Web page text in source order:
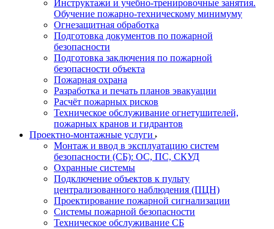
Инструктажи и учебно-тренировочные занятия.
Обучение пожарно-техническому минимуму
Огнезащитная обработка
Подготовка документов по пожарной
безопасности
Подготовка заключения по пожарной
безопасности объекта
Пожарная охрана
Разработка и печать планов эвакуации
Расчёт пожарных рисков
Техническое обслуживание огнетушителей,
пожарных кранов и гидрантов
Проектно-монтажные услуги
Монтаж и ввод в эксплуатацию систем
безопасности (СБ): ОС, ПС, СКУД
Охранные системы
Подключение объектов к пульту
централизованного наблюдения (ПЦН)
Проектирование пожарной сигнализации
Системы пожарной безопасности
Техническое обслуживание СБ